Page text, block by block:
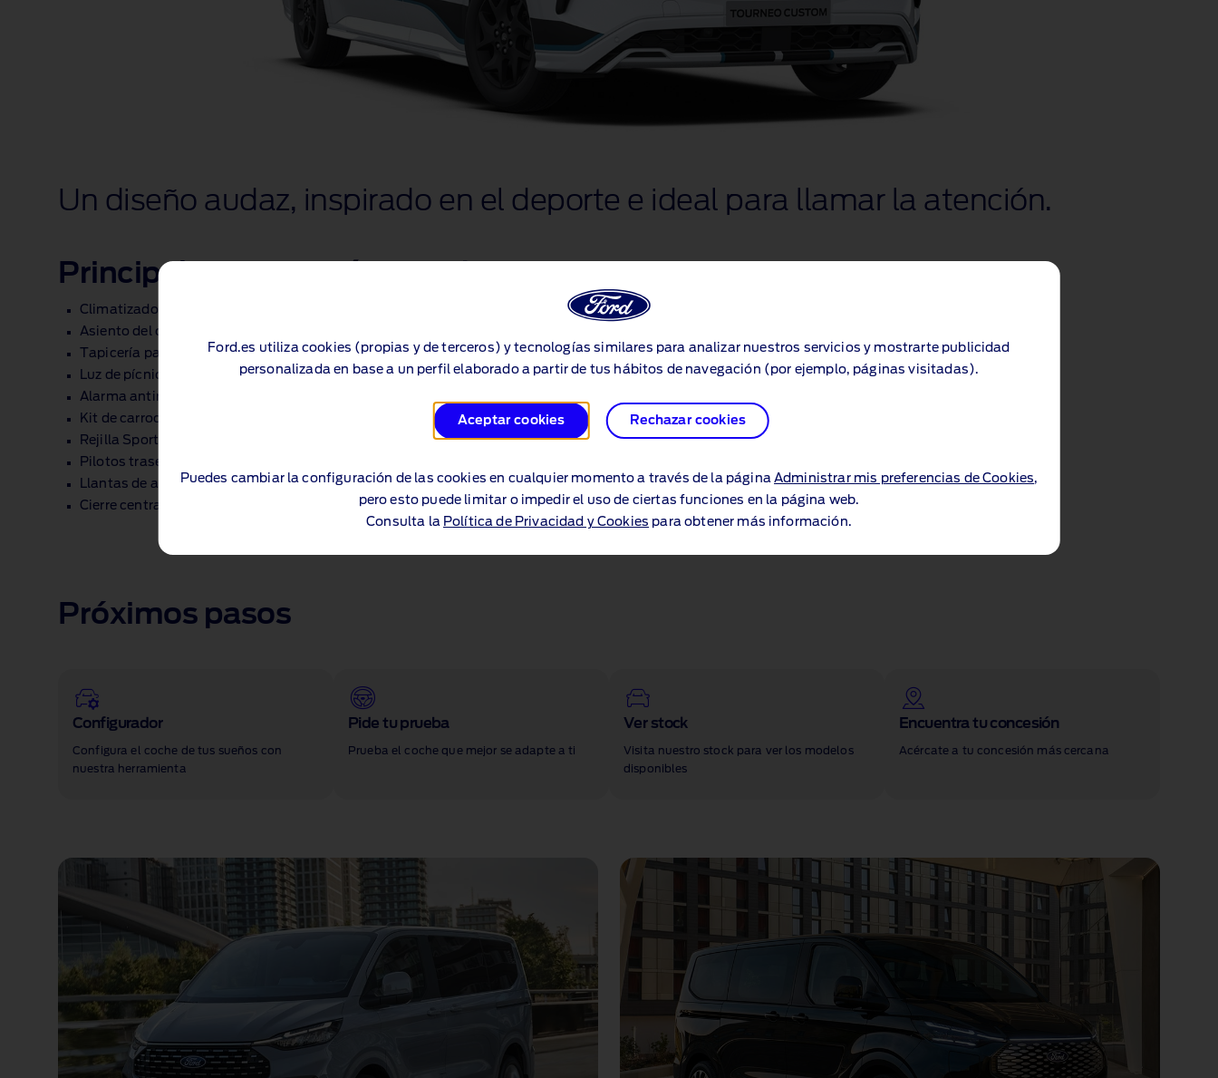
Ford.es utiliza cookies (propias y de terceros) y tecnologías similares para analizar nuestros servicios y mostrarte publicidad
personalizada en base a un perfil elaborado a partir de tus hábitos de navegación (por ejemplo, páginas visitadas).
Aceptar cookies Rechazar cookies
Puedes cambiar la configuración de las cookies en cualquier momento a través de la página Administrar mis preferencias de Cookies,
pero esto puede limitar o impedir el uso de ciertas funciones en la página web.
Consulta la Política de Privacidad y Cookies para obtener más información.
Un diseño audaz, inspirado en el deporte e ideal para llamar la atención.
Principales características de serie:
Climatizador automático trizona
Asiento del conductor eléctrico ajustable con seis posiciones y soporte lumbar eléctrico
Tapicería parcial Sensico Sport
Luz de pícnic
Alarma antirrobo
Kit de carrocería Sport con alerón trasero
Rejilla Sport con calcomanías de bandas
Pilotos traseros LED
Llantas de aleación Sport de 17 pulgadas
Cierre centralizado
Próximos pasos
Configurador
Configura el coche de tus sueños con
nuestra herramienta
Pide tu prueba
Prueba el coche que mejor se adapte a ti
Ver stock
Visita nuestro stock para ver los modelos
disponibles
Encuentra tu concesión
Acércate a tu concesión más cercana